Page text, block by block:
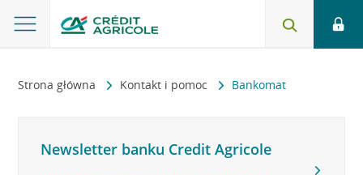
Strona główna Kontakt i pomoc Bankomat
Newsletter banku Credit Agricole